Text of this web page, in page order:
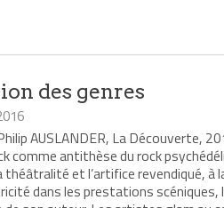
des genres
AUSLANDER, La Découverte,
comme antithèse du rock
et l’artifice revendiqué, à
dans les prestations